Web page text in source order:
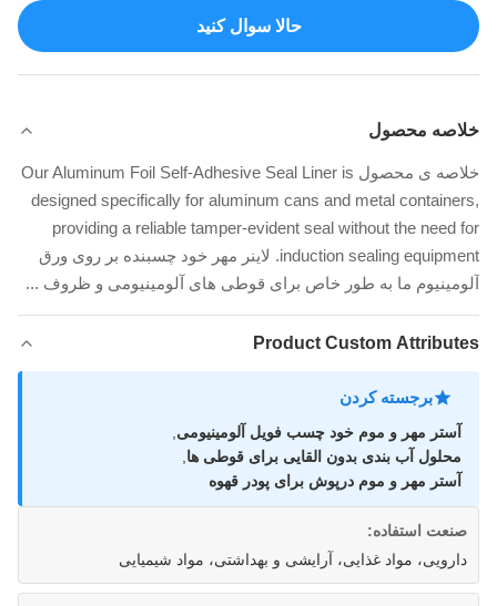
حالا سوال کنيد
خلاصه محصول
خلاصه ی محصول Our Aluminum Foil Self-Adhesive Seal Liner is
designed specifically for aluminum cans and metal containers,
providing a reliable tamper-evident seal without the need for
induction sealing equipment. لاینر مهر خود چسبنده بر روی ورق
آلومینیوم ما به طور خاص برای قوطی های آلومینیومی و ظروف ...
Product Custom Attributes
برجسته کردن
آستر مهر و موم خود چسب فویل آلومینیومی,
محلول آب بندی بدون القایی برای قوطی ها,
آستر مهر و موم درپوش برای پودر قهوه
صنعت استفاده:
دارویی، مواد غذایی، آرایشی و بهداشتی، مواد شیمیایی